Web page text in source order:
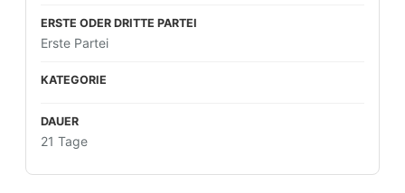
Erste Partei
21 Tage